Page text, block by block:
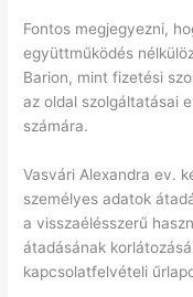
Fontos megjegyezni,
együttműködés
Barion, mint fizetési
az oldal szolgáltatásai
számára.
Vasvári Alexandra ev.
személyes adatok
a visszaélésszerű
átadásának
kapcsolatfelvételi